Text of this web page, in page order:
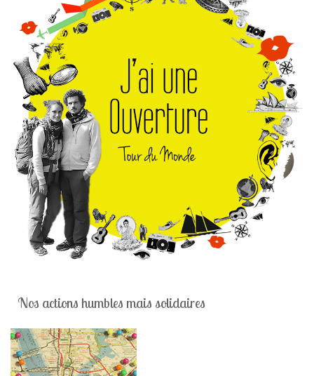
Nos actions humbles mais solidaires